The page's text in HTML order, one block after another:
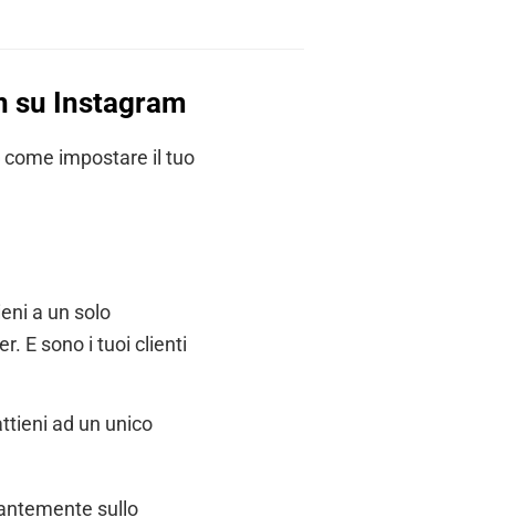
su Instagram
impostare il tuo
a un solo
E sono i tuoi clienti
ad un unico
sullo